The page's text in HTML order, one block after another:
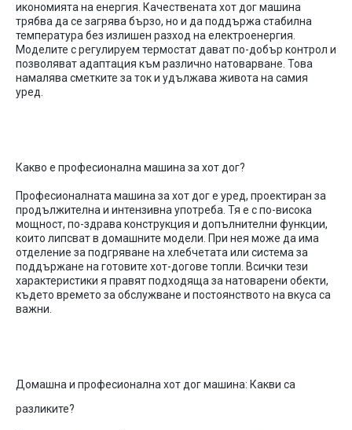
икономията на енергия Качествената хот догмашина
трябва да се загрява бързо, но и да поддържа стабилна
температура без излишен разход на електроенергия
Моделите срегулируем термостат даватпо-добър контрол и
позволяватадаптация към различно натоварване Това
намалява сметките за токи удължава живота на самия
уред
Какво е професионална машина за хот дог?
Професионалната машина за хот доге уред, проектиран за
продължителна и интензивна употреба Тя е спо-висока
мощност, по-здрава конструкция и допълнителни функции,
които липсватв домашните модели При нея може да има
отделение за подгряване на хлебчетата или система за
поддържане на готовите хот-догове топли Всички тези
характеристики я правятподходяща за натоварени обекти,
където времето за обслужване и постоянството на вкуса са
важни
Домашна и професионална хот догмашина: Какви са
разликите?